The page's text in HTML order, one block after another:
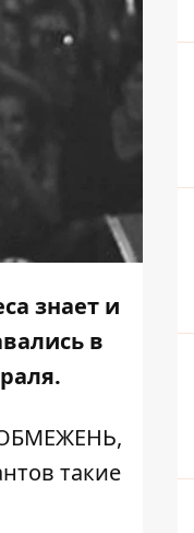
знает и
в
ОБМЕЖЕНЬ,
такие